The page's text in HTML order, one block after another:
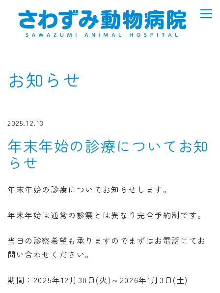
お知らせ
2025.12.13
年末年始の診療についてお知
らせ
年末年始の診療についてお知らせします。
年末年始は通常の診察とは異なり完全予約制です。
当日の診察希望も承りますのでまずはお電話にてお
問い合わせください。
期間：2025年12月30日(火)～2026年1月3日(土)